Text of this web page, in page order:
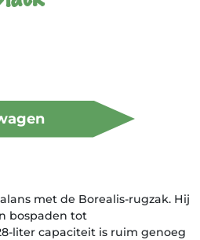
met de Borealis-rugzak. Hij
bospaden tot
liter capaciteit is ruim genoeg